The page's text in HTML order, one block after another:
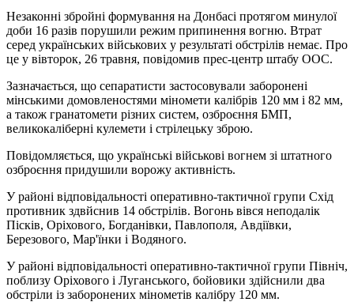
Незаконні збройні формування на Донбасі протягом минулої
доби 16 разів порушили режим припинення вогню. Втрат
серед українських військових у результаті обстрілів немає. Про
це у вівторок, 26 травня, повідомив прес-центр штабу ООС.
Зазначається, що сепаратисти застосовували заборонені
мінськими домовленостями міномети калібрів 120 мм і 82 мм,
а також гранатомети різних систем, озброєння БМП,
великокаліберні кулемети і стрілецьку зброю.
Повідомляється, що українські військові вогнем зі штатного
озброєння придушили ворожу активність.
У районі відповідальності оперативно-тактичної групи Схід
противник здвйснив 14 обстрілів. Вогонь вівся неподалік
Пісків, Оріхового, Богданівки, Павлополя, Авдіївки,
Березового, Мар'їнки і Водяного.
У районі відповідальності оперативно-тактичної групи Північ,
поблизу Оріхового і Луганського, бойовики здійснили два
обстріли із заборонених мінометів калібру 120 мм.